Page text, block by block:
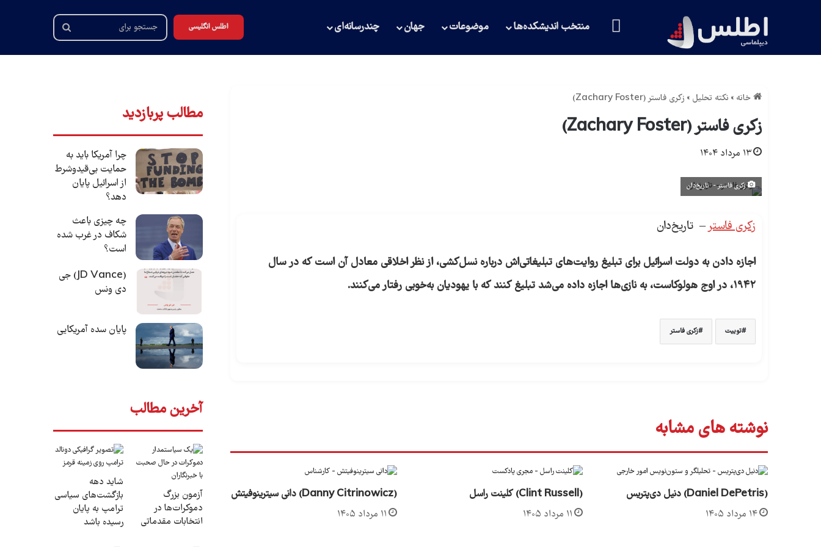
منتخب اندیشکده‌ها موضوعات جهان چندرسانه‌ای اطلس انگلیسی
جستجو
خانه » نکته تحلیل » زکری فاستر (Zachary Foster)
زکری فاستر (Zachary Foster)
۱۳ مرداد ۱۴۰۴
زکری فاستر - تاریخ‌دان
زکری فاستر– تاریخ‌دان
اجازه دادن به دولت اسرائیل برای تبلیغ روایت‌های تبلیغاتی‌اش درباره نسل‌کشی، از نظر اخلاقی معادل آن است که در سال
۱۹۴۲، در اوج هولوکاست، به نازی‌ها اجازه داده می‌شد تبلیغ کنند که با یهودیان به‌خوبی رفتار می‌کنند.
توییت زکری فاستر
نوشته های مشابه
(Daniel DePetris) دنیل دی‌پتریس
۱۴ مرداد ۱۴۰۵
(Clint Russell) کلینت راسل
۱۱ مرداد ۱۴۰۵
(Danny Citrinowicz) دانی سیترینوفیتش
۱۱ مرداد ۱۴۰۵
مطالب پربازدید
چرا آمریکا باید به
حمایت بی‌قیدوشرط
از اسرائیل پایان
دهد؟
چه چیزی باعث
شکاف در غرب شده
است؟
(JD Vance) جی
دی ونس
پایان سده آمریکایی
آخرین مطالب
آزمون بزرگ
دموکرات‌ها در
انتخابات مقدماتی
شاید دهه
بازگشت‌های سیاسی
ترامپ به پایان
رسیده باشد